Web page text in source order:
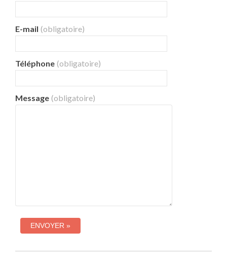
E-mail (obligatoire)
Téléphone (obligatoire)
Message (obligatoire)